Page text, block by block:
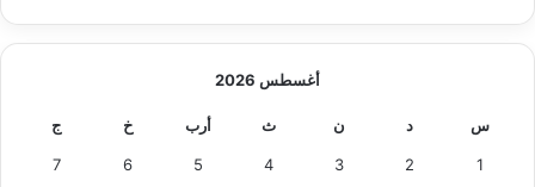
أغسطس 2026
س د ن ث أرب خ ج
1
2
3
4
5
6
7